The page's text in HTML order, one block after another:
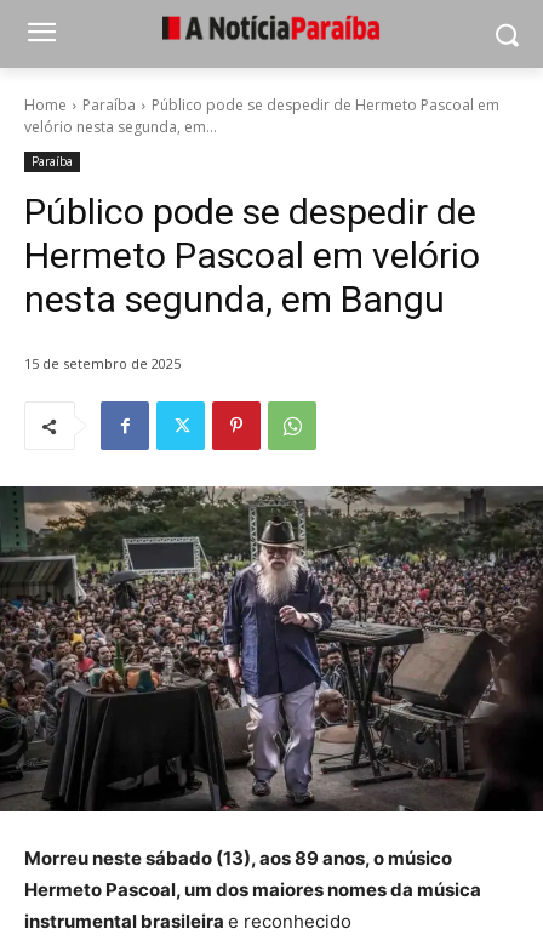
Home Paraíba
Público pode se despedir de Hermeto Pascoal em
velório nesta segunda, em...
Paraíba
Público pode se despedir de
Hermeto Pascoal em velório
nesta segunda, em Bangu
15 de setembro de 2025
Morreu neste sábado (13), aos 89 anos, o músico
Hermeto Pascoal, um dos maiores nomes da música
instrumental brasileira e reconhecido